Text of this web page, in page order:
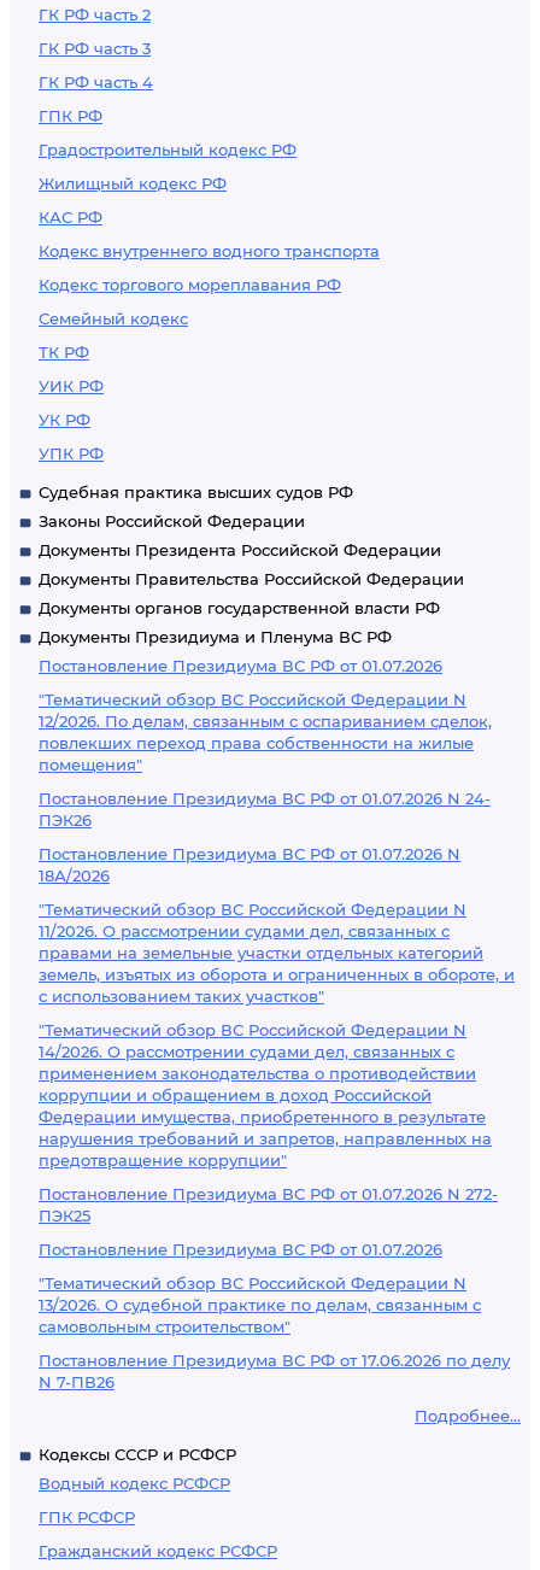
ГК РФ часть 2
ГК РФ часть 3
ГК РФ часть 4
ГПК РФ
Градостроительный кодекс РФ
Жилищный кодекс РФ
КАС РФ
Кодекс внутреннего водного транспорта
Кодекс торгового мореплавания РФ
Семейный кодекс
ТК РФ
УИК РФ
УК РФ
УПК РФ
Судебная практика высших судов РФ
Законы Российской Федерации
Документы Президента Российской Федерации
Документы Правительства Российской Федерации
Документы органов государственной власти РФ
Документы Президиума и Пленума ВС РФ
Постановление Президиума ВС РФ от 01.07.2026
"Тематический обзор ВС Российской Федерации N
12/2026. По делам, связанным с оспариванием сделок,
повлекших переход права собственности на жилые
помещения"
Постановление Президиума ВС РФ от 01.07.2026 N 24-
ПЭК26
Постановление Президиума ВС РФ от 01.07.2026 N
18А/2026
"Тематический обзор ВС Российской Федерации N
11/2026. О рассмотрении судами дел, связанных с
правами на земельные участки отдельных категорий
земель, изъятых из оборота и ограниченных в обороте, и
с использованием таких участков"
"Тематический обзор ВС Российской Федерации N
14/2026. О рассмотрении судами дел, связанных с
применением законодательства о противодействии
коррупции и обращением в доход Российской
Федерации имущества, приобретенного в результате
нарушения требований и запретов, направленных на
предотвращение коррупции"
Постановление Президиума ВС РФ от 01.07.2026 N 272-
ПЭК25
Постановление Президиума ВС РФ от 01.07.2026
"Тематический обзор ВС Российской Федерации N
13/2026. О судебной практике по делам, связанным с
самовольным строительством"
Постановление Президиума ВС РФ от 17.06.2026 по делу
N 7-ПВ26
Подробнее...
Кодексы СССР и РСФСР
Водный кодекс РСФСР
ГПК РСФСР
Гражданский кодекс РСФСР